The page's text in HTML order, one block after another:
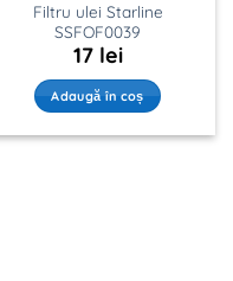
Filtru ulei Starline
SSFOF0039
17 lei
Adaugă în coș